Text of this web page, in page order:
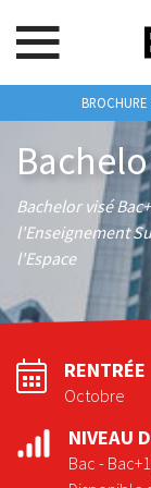
Bachelor visé
l'Enseignement
l'Espace
RENTRÉE
Octobre
NIVEAU
Bac -
BROCHURE